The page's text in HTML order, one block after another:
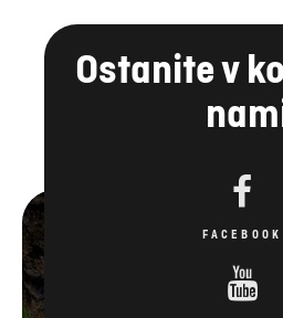
Ostanite v
FACEBOOK